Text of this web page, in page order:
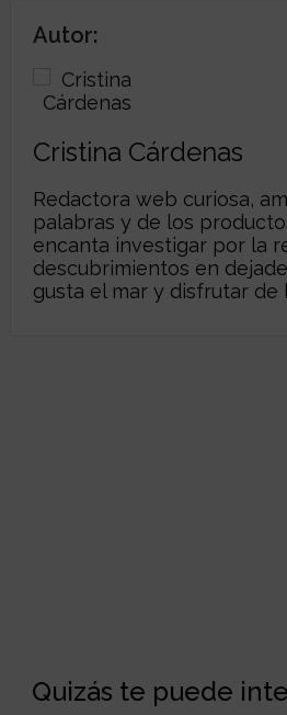
Autor:
Cristina Cárdenas
Redactora web curiosa,
palabras y de los
encanta investigar por la
descubrimientos en
gusta el mar y disfrutar de
Quizás te puede